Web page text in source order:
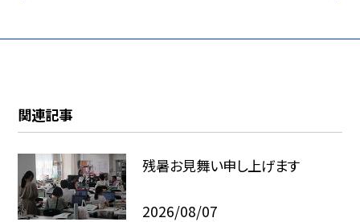
関連記事
残暑お見舞い申し上げます
2026/08/07